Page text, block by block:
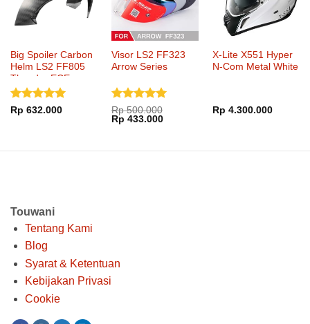
Big Spoiler Carbon
Helm LS2 FF805
Thunder ECE
Dinilai 5
Rp 632.000
Visor LS2 FF323
Arrow Series
Dinilai5
dari 5
Rp500.000
Harga
aslinya
Rp 433.000Harga
Rp 433.000.
X-Lite X551 Hyper
N-Com Metal White
Rp 4.300.000
Touwani
Tentang Kami
Blog
Syarat & Ketentuan
Kebijakan Privasi
Cookie